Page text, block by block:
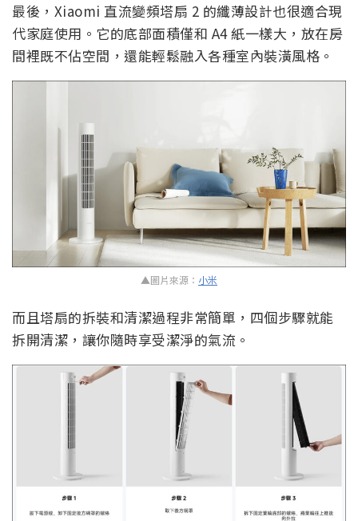
最後，Xiaomi 直流變頻塔扇 2 的纖薄設計也很適合現
代家庭使用。它的底部面積僅和 A4 紙一樣大，放在房
間裡既不佔空間，還能輕鬆融入各種室內裝潢風格。
▲圖片來源： 小米
而且塔扇的拆裝和清潔過程非常簡單，四個步驟就能
拆開清潔，讓你隨時享受潔淨的氣流。